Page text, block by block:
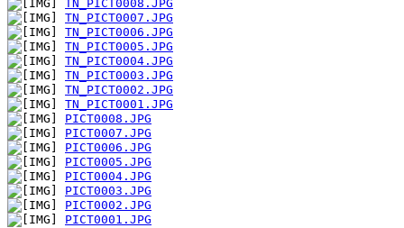
TN_PICT0008.JPG
TN_PICT0007.JPG
TN_PICT0006.JPG
TN_PICT0005.JPG
TN_PICT0004.JPG
TN_PICT0003.JPG
TN_PICT0002.JPG
TN_PICT0001.JPG
PICT0008.JPG
PICT0007.JPG
PICT0006.JPG
PICT0005.JPG
PICT0004.JPG
PICT0003.JPG
PICT0002.JPG
PICT0001.JPG